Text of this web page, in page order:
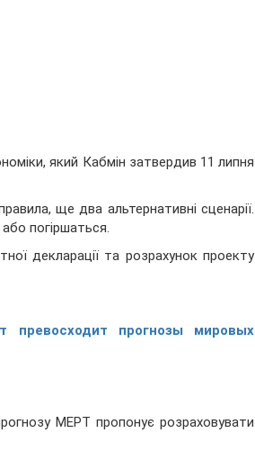
який Кабмін затвердив 11 липня
ще два альтернативні сценарії.
погіршаться.
декларації та розрахунок проекту
превосходит прогнозы мировых
МЕРТ пропонує розраховувати